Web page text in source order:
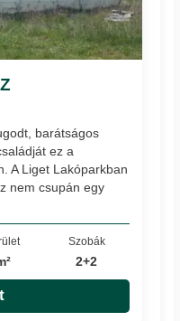
barátságos
ez a
A Liget Lakóparkban
nem csupán egy
Szobák
2+2